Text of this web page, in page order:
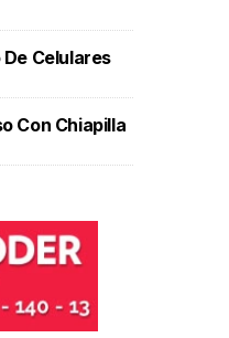
De Celulares
Con Chiapilla